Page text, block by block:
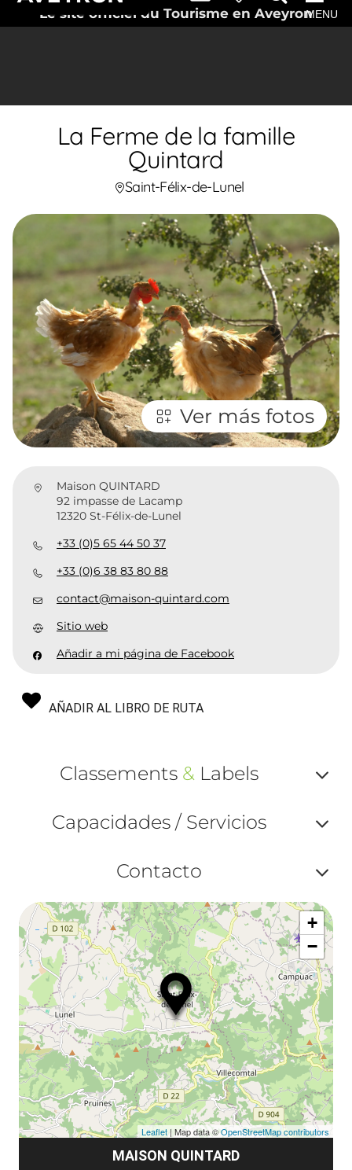
Le site officiel du Tourisme en AveyronMENU
La Ferme de la famille
Quintard
Saint-Félix-de-Lunel
Ver más fotos
Maison QUINTARD
92 impasse de Lacamp
12320 St-Félix-de-Lunel
+33 (0)5 65 44 50 37
+33 (0)6 38 83 80 88
contact@maison-quintard.com
Sitio web
Añadir a mi página de Facebook
AÑADIR AL LIBRO DE RUTA
Classements &Labels
ou
Capacidades / Servicios
ou
Contacto
ou
MAISON QUINTARD
+
−
Leaflet | Map data ©OpenStreetMap contributors